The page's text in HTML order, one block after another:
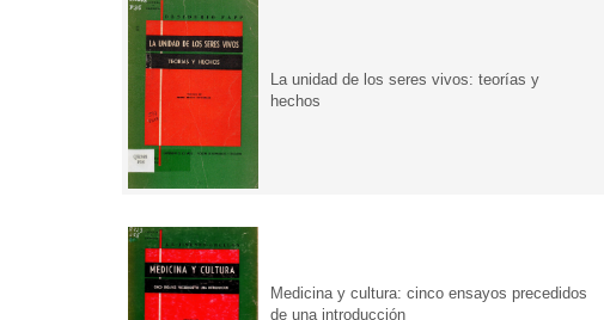
La unidad de los seres vivos: teorías y
hechos
Medicina y cultura: cinco ensayos precedidos
de una introducción